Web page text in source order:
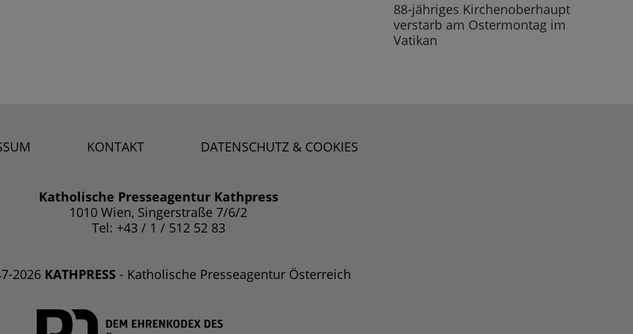
88-jähriges Kirchenoberhaupt
verstarb am Ostermontag im
Vatikan
KONTAKT DATENSCHUTZ & COOKIES
Katholische Presseagentur Kathpress
1010 Wien, Singerstraße 7/6/2
Tel: +43 / 1 / 512 52 83
2026 KATHPRESS - Katholische Presseagentur Österreich